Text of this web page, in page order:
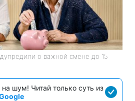
о важной смене до 15
шум! Читай только суть из